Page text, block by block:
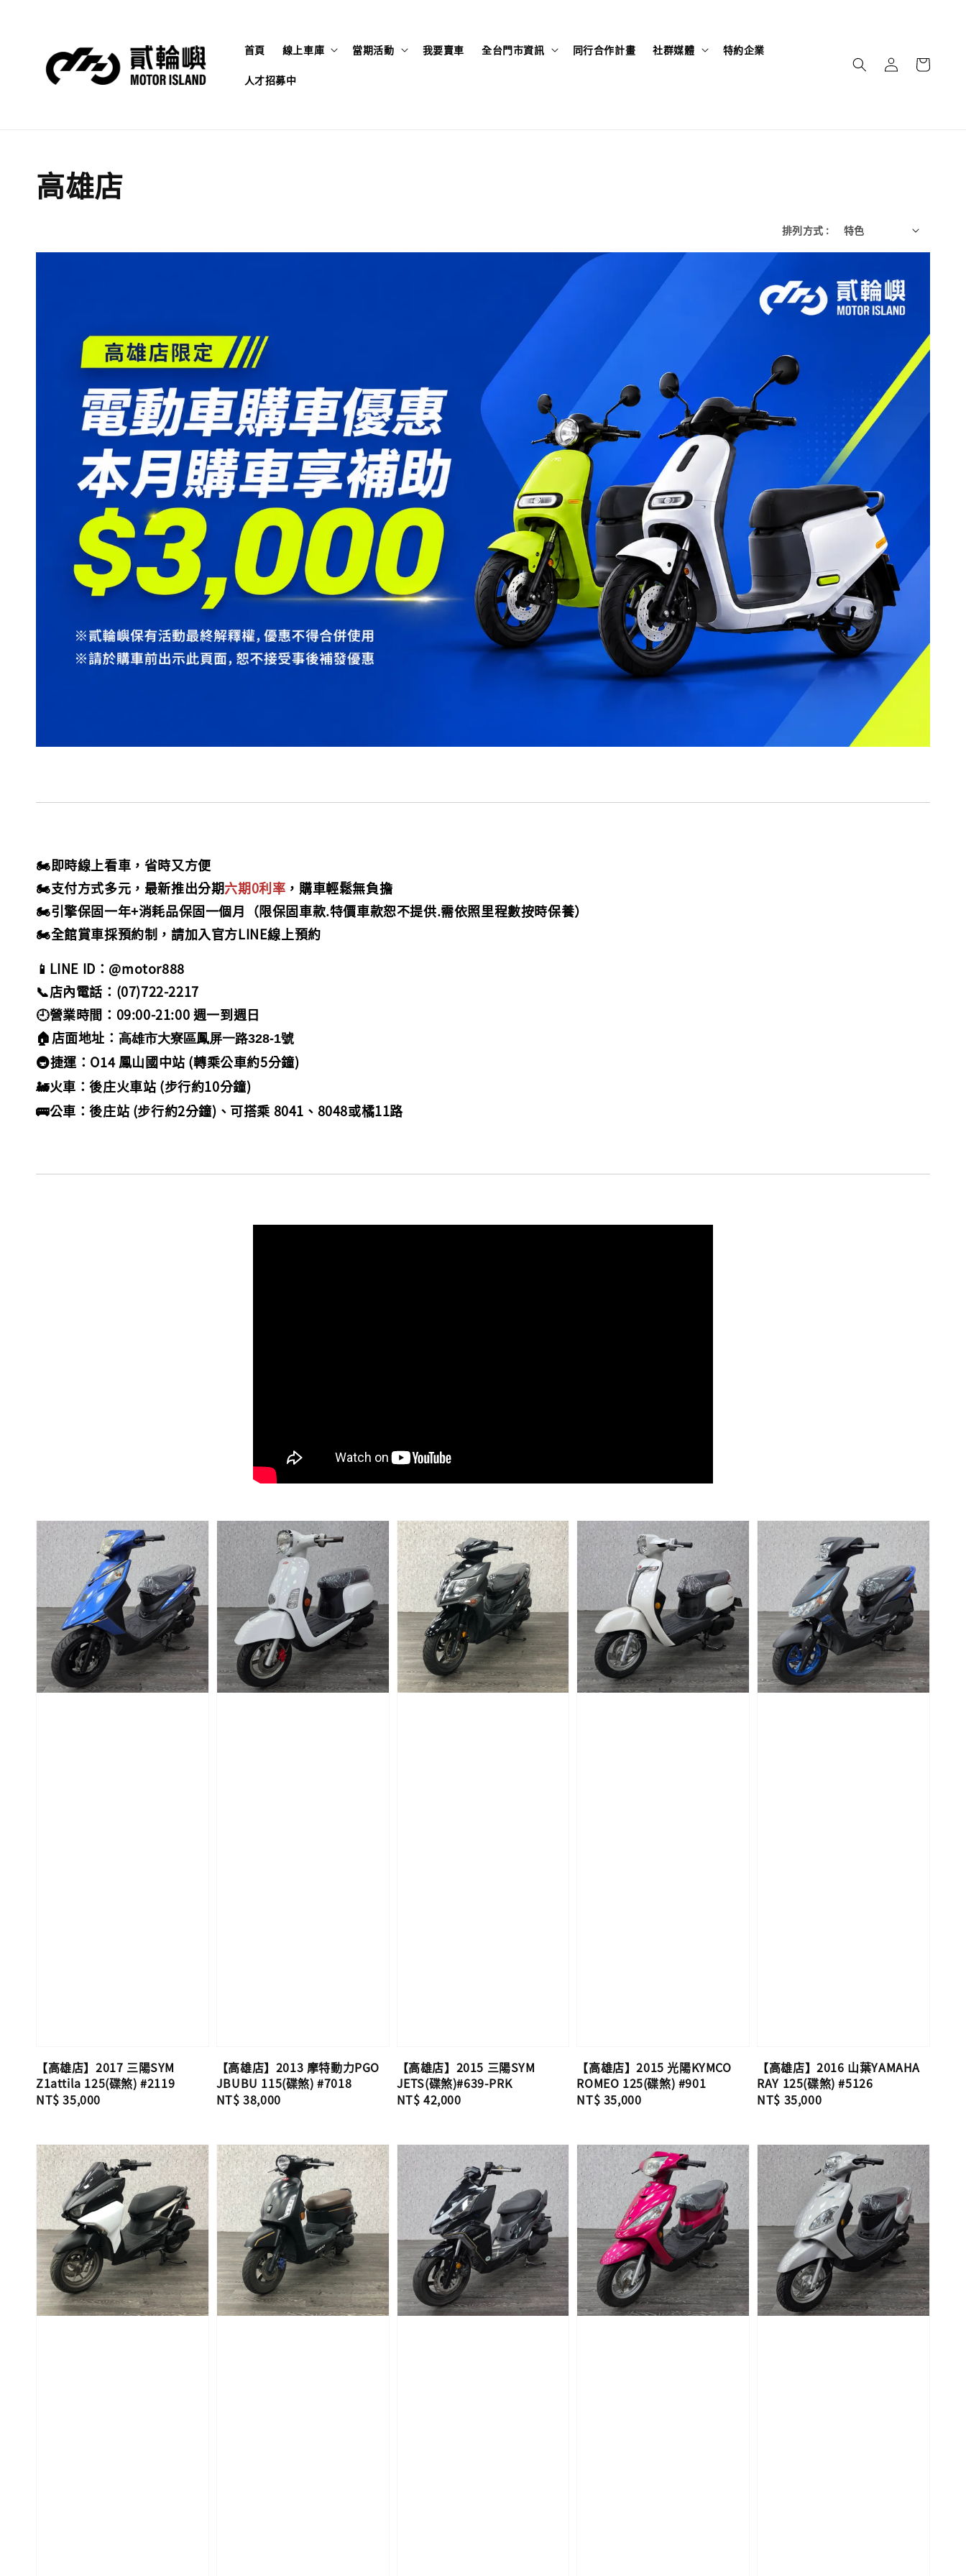
首頁 線上車庫 當期活動 我要賣車 全台門市資訊 同行合作計畫 社群媒體 特約企業
人才招募中
高雄店
排列方式 :
🏍️即時線上看車，省時又方便
🏍️支付方式多元，最新推出分期六期0利率 ，購車輕鬆無負擔
🏍️引擎保固一年+消耗品保固一個月（限保固車款.特價車款恕不提供.需依照里程數按時保養）
🏍️全館賞車採預約制，請加入官方LINE線上預約
📱LINE ID：@motor888
📞店內電話：(07)722-2217
🕘營業時間：09:00-21:00 週一到週日
🏠店面地址 ： 高雄市大寮區鳳屏一路328-1號
🚇捷運：O14 鳳山國中站 (轉乘公車約5分鐘)
🚂火車：後庄火車站 (步行約10分鐘)
🚌公車：後庄站 (步行約2分鐘)、可搭乘 8041、8048或橘11路
【高雄店】2017 三陽SYM
Z1attila 125(碟煞) #2119
Regular
NT$ 35,000
【高雄店】2013 摩特動力PGO
JBUBU 115(碟煞) #7018
Regular
NT$ 38,000
【高雄店】2015 三陽SYM
JETS(碟煞)#639-PRK
Regular
NT$ 42,000
【高雄店】2015 光陽KYMCO
ROMEO 125(碟煞) #901
Regular
NT$ 35,000
【高雄店】2016 山葉YAMAHA
RAY 125(碟煞) #5126
Regular
NT$ 35,000